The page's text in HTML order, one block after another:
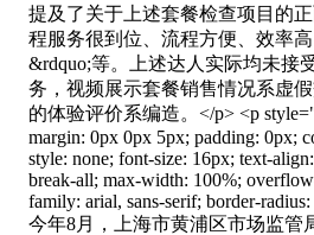
提及了关于上述套餐检查项目的
程服务很到位、流程方便、效率
&rdquo;等。上述达人实际均未接
务，视频展示套餐销售情况系虚
的体验评价系编造。</p> <p
margin: 0px 0px 5px; padding: 0px;
style: none; font-size: 16px; text-
break-all; max-width: 100%;
family: arial, sans-serif; border-
今年8月，上海市黄浦区市场监管